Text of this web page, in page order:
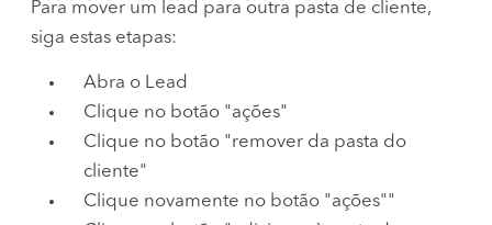
Para mover um lead para outra pasta de cliente,
siga estas etapas:
Abra o Lead
Clique no botão "ações"
Clique no botão "remover da pasta do
cliente"
Clique novamente no botão "ações""